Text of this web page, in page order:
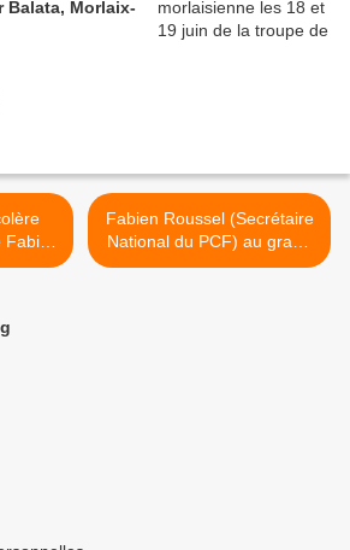
Balata, Morlaix-
Fabien Roussel (Secrétaire
National du PCF) au grand
oral des « Grandes